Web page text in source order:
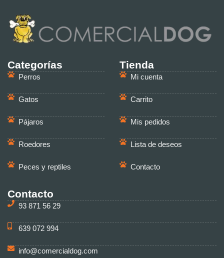
Categorías
Perros
Gatos
Pájaros
Roedores
Peces y reptiles
Tienda
Mi cuenta
Carrito
Mis pedidos
Lista de deseos
Contacto
Contacto
93 871 56 29
639 072 994
info@comercialdog.com